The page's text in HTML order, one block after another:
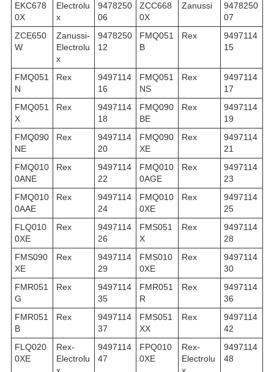
EKC678
0X
Electrolu
x
9478250
06
ZCC668
0X
Zanussi
9478250
07
ZCE650
W
Zanussi-
Electrolu
x
9478250
12
FMQ051
B
Rex
9497114
15
FMQ051
N
Rex
9497114
16
FMQ051
NS
Rex
9497114
17
FMQ051
X
Rex
9497114
18
FMQ090
BE
Rex
9497114
19
FMQ090
NE
Rex
9497114
20
FMQ090
XE
Rex
9497114
21
FMQ010
0ANE
Rex
9497114
22
FMQ010
0AGE
Rex
9497114
23
FMQ010
0AAE
Rex
9497114
24
FMQ010
0XE
Rex
9497114
25
FLQ010
0XE
Rex
9497114
26
FMS051
X
Rex
9497114
28
FMS090
XE
Rex
9497114
29
FMS010
0XE
Rex
9497114
30
FMR051
G
Rex
9497114
35
FMR051
R
Rex
9497114
36
FMR051
B
Rex
9497114
37
FMS051
XX
Rex
9497114
42
FLQ020
0XE
Rex-
Electrolu
9497114
47
FPQ010
0XE
Rex-
Electrolu
9497114
48